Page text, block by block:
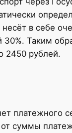
несёт в себе
30%. Таким
2450 рублей.
платежного
от суммы